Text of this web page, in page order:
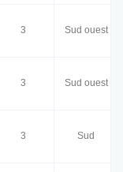
3 Sud ouest
3 Sud ouest
3 Sud